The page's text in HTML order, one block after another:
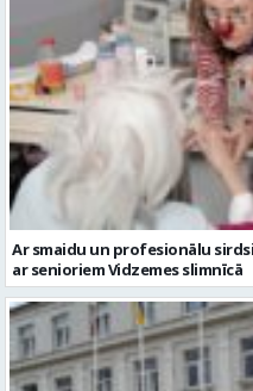
Ar smaidu un profesionālu
ar senioriem Vidzemes slimnīcā